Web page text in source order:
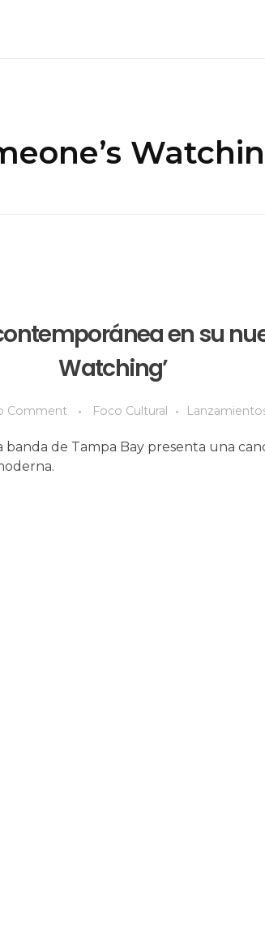
en su
Watching’
Comment Foco Cultural
de Tampa Bay presenta una